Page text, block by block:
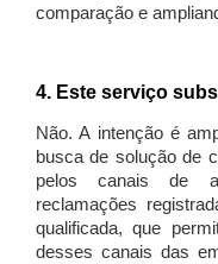
comparação e
4. Este serviço
Não. A intenção é
busca de solução de
pelos canais de
reclamações
qualificada, que
desses canais das